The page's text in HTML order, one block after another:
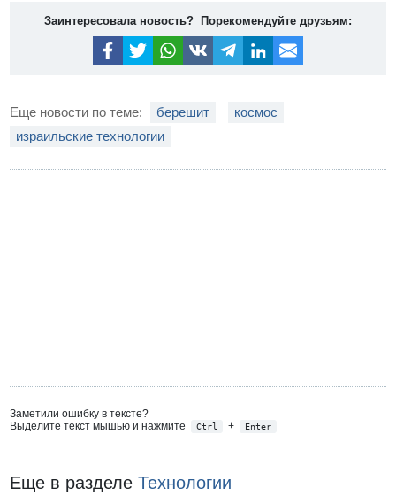
Заинтересовала новость? Порекомендуйте друзьям:
Еще новости по теме: берешит
космос
израильские технологии
Заметили ошибку в тексте?
Выделите текст мышью и нажмите
Ctrl + Enter
Еще в разделеТехнологии